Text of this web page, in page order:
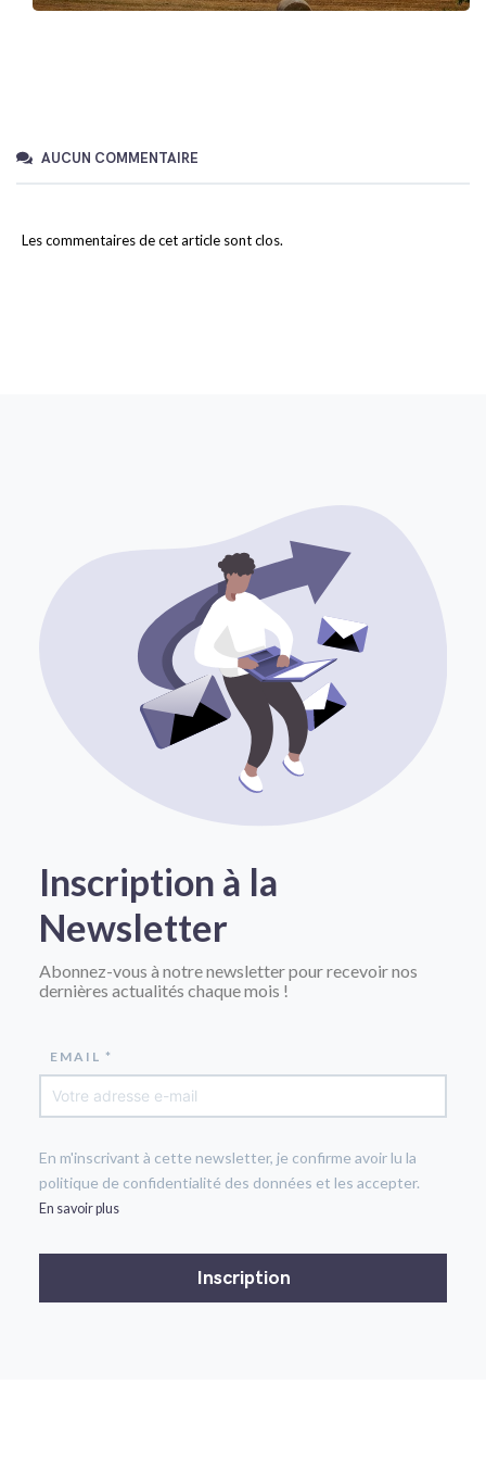
AUCUN COMMENTAIRE
Les commentaires de cet article sont clos.
Inscription à la
Newsletter
Abonnez-vous à notre newsletter pour recevoir nos
dernières actualités chaque mois !
EMAIL *
En m'inscrivant à cette newsletter, je confirme avoir lu la
politique de confidentialité des données et les accepter.
En savoir plus